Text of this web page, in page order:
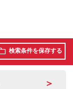
検索条件を保存する
＞